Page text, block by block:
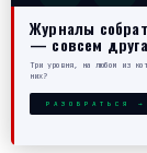
Журналы
— совсем
Три уровня, на любом из
них?
РАЗОБРАТЬСЯ →